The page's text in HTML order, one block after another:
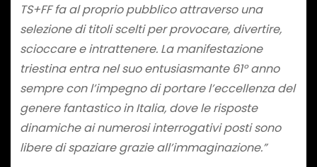
TS+FF fa al proprio pubblico attraverso una
selezione di titoli scelti per provocare, divertire,
scioccare e intrattenere. La manifestazione
triestina entra nel suo entusiasmante 61° anno
sempre con l’impegno di portare l’eccellenza del
genere fantastico in Italia, dove le risposte
dinamiche ai numerosi interrogativi posti sono
libere di spaziare grazie all’immaginazione.”